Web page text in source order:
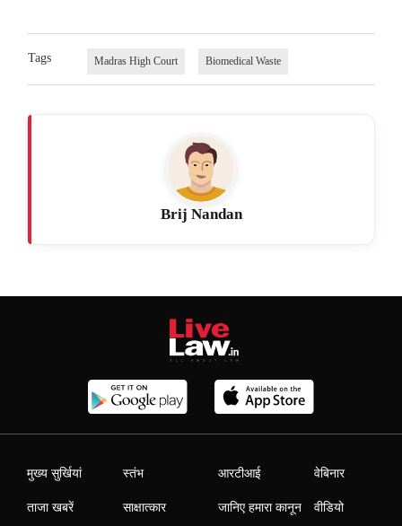
Tags Madras High Court Biomedical Waste
Brij Nandan
मुख्य सुर्खियां
ताजा खबरें
स्तंभ
साक्षात्कार
आरटीआई
जानिए हमारा कानून
वेबिनार
वीडियो